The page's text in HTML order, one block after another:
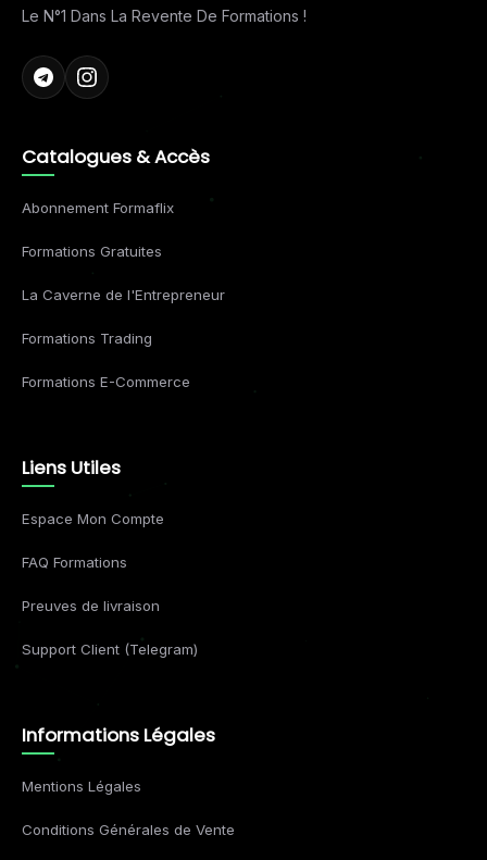
Le N°1 Dans La Revente De Formations !
Catalogues & Accès
Abonnement Formaflix
Formations Gratuites
La Caverne de l'Entrepreneur
Formations Trading
Formations E-Commerce
Liens Utiles
Espace Mon Compte
FAQ Formations
Preuves de livraison
Support Client (Telegram)
Informations Légales
Mentions Légales
Conditions Générales de Vente